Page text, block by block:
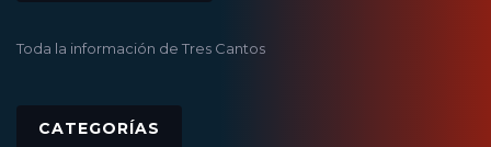
Toda la información de Tres Cantos
CATEGORÍAS